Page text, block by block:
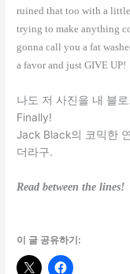
ruined that too with a
trying to make anything
gonna call you a fat
a favor and just GIVE UP!
나도 저 사진을 내 블
Finally!
Jack Black의 코믹한
더라구.
Read between the lines!
이 글 공유하기: